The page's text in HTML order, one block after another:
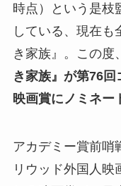
時点）という是枝
している、現在も
き家族』。この度、
き家族』が第76
映画賞にノミネー
アカデミー賞前哨
リウッド外国人映